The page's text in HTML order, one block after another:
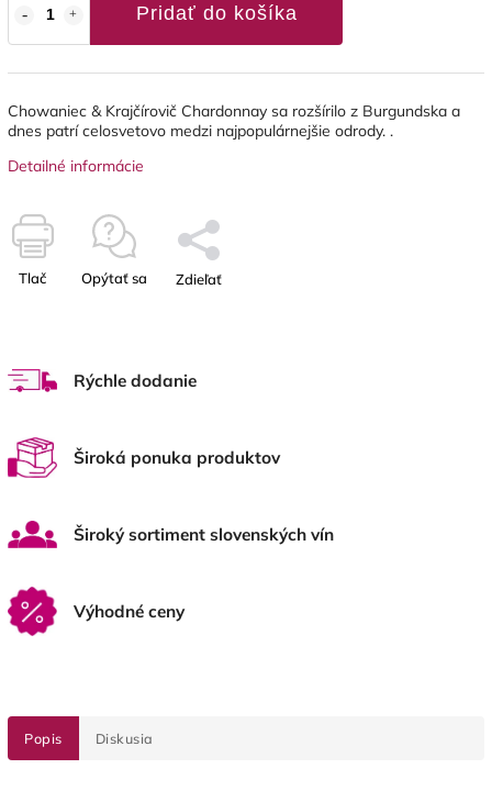
Pridať do košíka
Chowaniec & Krajčírovič Chardonnay sa rozšírilo z Burgundska a
dnes patrí celosvetovo medzi najpopulárnejšie odrody. .
Detailné informácie
Tlač Opýtať sa Zdieľať
Rýchle dodanie
Široká ponuka produktov
Široký sortiment slovenských vín
Výhodné ceny
Popis Diskusia